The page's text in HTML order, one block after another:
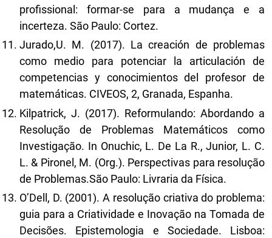
profissional: formar-se para a mudança e a
incerteza. São Paulo: Cortez.
Jurado,U. M. (2017). La creación de problemas
como medio para potenciar la articulación de
competencias y conocimientos del profesor de
matemáticas. CIVEOS, 2, Granada, Espanha.
Kilpatrick, J. (2017). Reformulando: Abordando a
Resolução de Problemas Matemáticos como
Investigação. In Onuchic, L. De La R., Junior, L. C.
L. & Pironel, M. (Org.). Perspectivas para resolução
de Problemas.São Paulo: Livraria da Física.
O’Dell, D. (2001). A resolução criativa do problema:
guia para a Criatividade e Inovação na Tomada de
Decisões. Epistemologia e Sociedade. Lisboa: